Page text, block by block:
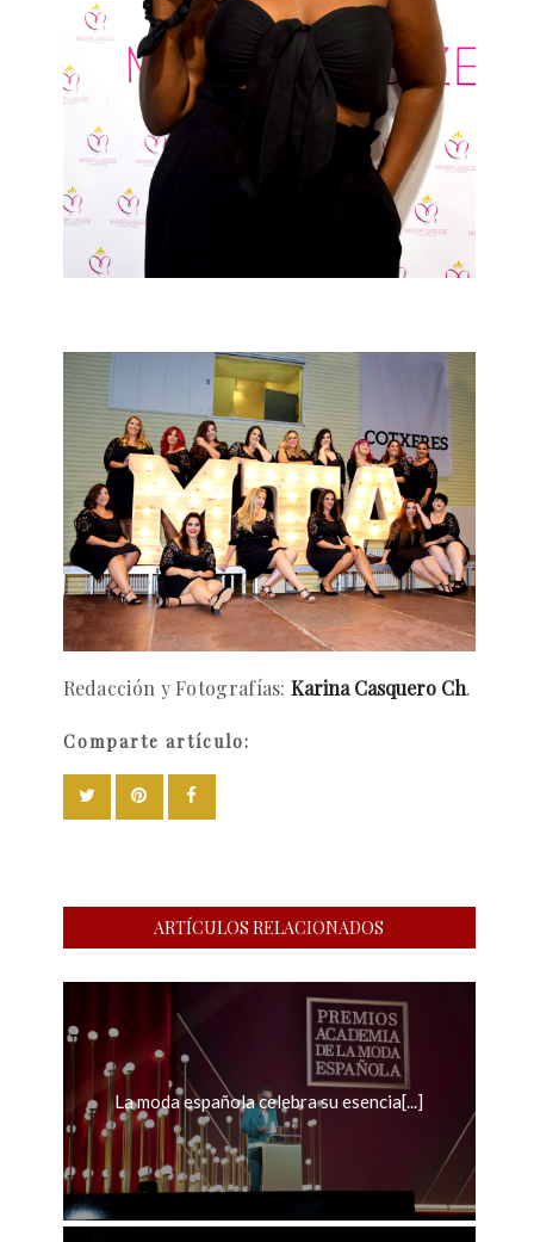
Redacción y Fotografías: Karina Casquero Ch.
Comparte artículo:
ARTÍCULOS RELACIONADOS
La moda española celebra su esencia[...]